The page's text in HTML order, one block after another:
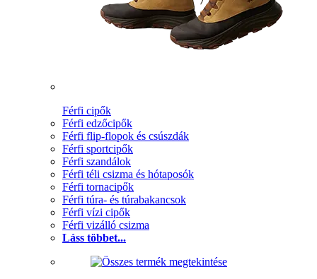
Férfi cipők
Férfi edzőcipők
Férfi flip-flopok és csúszdák
Férfi sportcipők
Férfi szandálok
Férfi téli csizma és hótaposók
Férfi tornacipők
Férfi túra- és túrabakancsok
Férfi vízi cipők
Férfi vizálló csizma
Láss többet...